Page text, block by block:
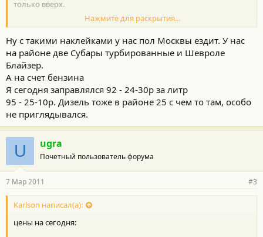
только вверх.
А какме цены в вашем регионе?
Нажмите для раскрытия...
Ну с такими наклейками у нас пол Москвы ездит. У нас
на районе две Субары турбированные и Шевроле
Блайзер.
А на счет бензина
Я сегодня заправлялся 92 - 24-30р за литр
95 - 25-10р. Дизель тоже в районе 25 с чем то там, особо
не приглядывался.
U ugra
Почетный пользователь форума
7 Мар 2011 #3
Karlson написал(а):
цены на сегодня: